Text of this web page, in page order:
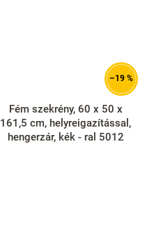
–19 %
Fém szekrény, 60 x 50 x
161,5 cm, helyreigazítással,
hengerzár, kék - ral 5012